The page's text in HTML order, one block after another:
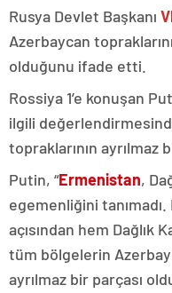
Rusya Devlet Başkanı
Azerbaycan
olduğunu ifade etti.
Rossiya 1’e konuşan
ilgili
topraklarının ayrılmaz
Putin, “Ermenistan,
egemenliğini
açısından hem Dağlık
tüm bölgelerin
ayrılmaz bir parçası